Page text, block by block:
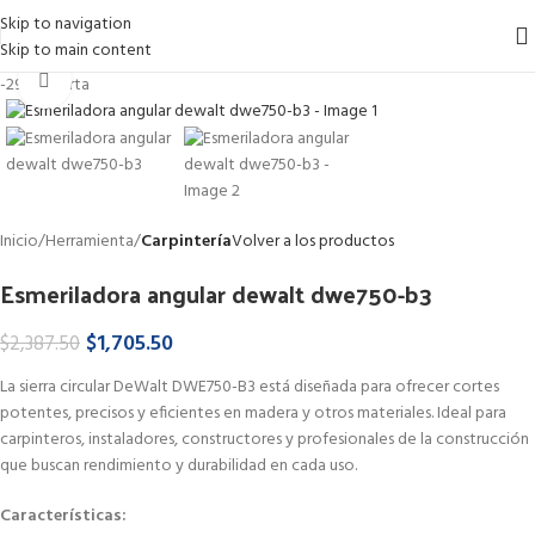
Skip to navigation
Skip to main content
-29%
OfertaHaga Click para agrandar
Inicio Herramienta CarpinteríaVolver a los productos
Esmeriladora angular dewalt dwe750-b3
$2,387.50 $1,705.50
La sierra circular DeWalt DWE750-B3 está diseñada para ofrecer cortes
potentes, precisos y eficientes en madera y otros materiales. Ideal para
carpinteros, instaladores, constructores y profesionales de la construcción
que buscan rendimiento y durabilidad en cada uso.
Características: